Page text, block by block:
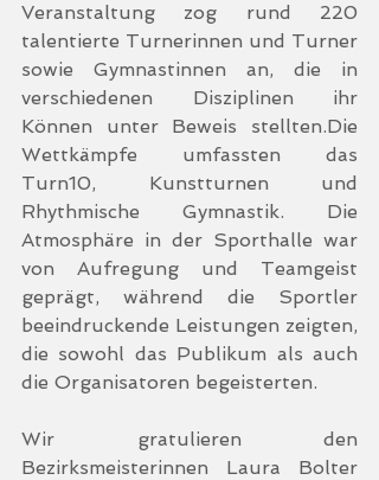
Veranstaltung zog rund 220
talentierte Turnerinnen und Turner
sowie Gymnastinnen an, die in
verschiedenen Disziplinen ihr
Können unter Beweis stellten.Die
Wettkämpfe umfassten das
Turn10, Kunstturnen und
Rhythmische Gymnastik. Die
Atmosphäre in der Sporthalle war
von Aufregung und Teamgeist
geprägt, während die Sportler
beeindruckende Leistungen zeigten,
die sowohl das Publikum als auch
die Organisatoren begeisterten.
Wir gratulieren den
Bezirksmeisterinnen Laura Bolter